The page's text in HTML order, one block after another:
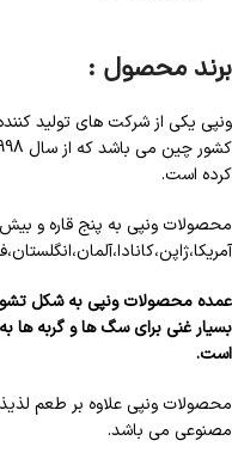
برند محصول :
ونپی یکی از شرکت های تولید
کرده است.
عمده محصولات ونپی به شکل
بسیار غنی برای سگ ها و گربه ها
است.
محصولات ونپی علاوه بر طعم
مصنوعی می باشد.